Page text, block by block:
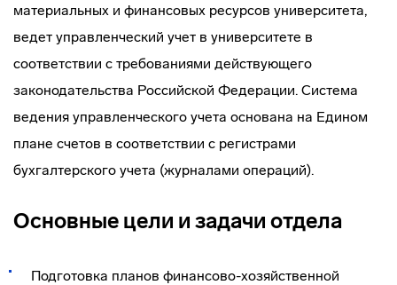
материальных и финансовых ресурсов университета,
ведет управленческий учет в университете в
соответствии с требованиями действующего
законодательства Российской Федерации. Система
ведения управленческого учета основана на Едином
плане счетов в соответствии с регистрами
бухгалтерского учета (журналами операций).
Основные цели и задачи отдела
Подготовка планов финансово-хозяйственной